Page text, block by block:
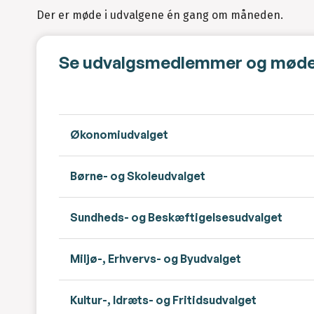
Der er møde i udvalgene én gang om måneden.
Se udvalgsmedlemmer og
​Økonomiudvalget
Børne- og Skoleudvalget
Sundheds- og Beskæftigelsesudvalget
Miljø-, Erhvervs- og Byudvalget
Kultur-, Idræts- og Fritidsudvalget